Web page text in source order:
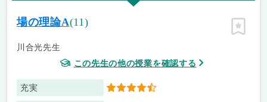
場の理論A(11)
川合光先生
この先生の他の授業を確認する
充実 4.5
ピン留